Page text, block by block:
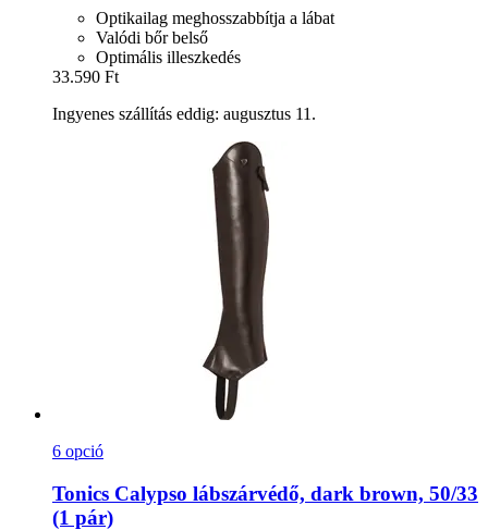
Optikailag meghosszabbítja a lábat
Valódi bőr belső
Optimális illeszkedés
33.590 Ft
Ingyenes szállítás eddig: augusztus 11.
6 opció
Tonics Calypso lábszárvédő, dark brown, 50/33
(1 pár)